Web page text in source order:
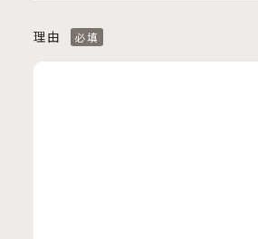
理由 必填